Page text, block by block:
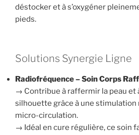
déstocker et à s’oxygéner
pieds.
Solutions Synergie Ligne
Radiofréquence – Soin Corps
→ Contribue à raffermir la peau et
silhouette grâce à une stimulation
micro-circulation.
→ Idéal en cure régulière, ce soin